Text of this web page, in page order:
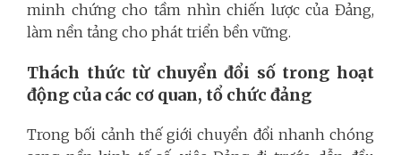
minh chứng cho tầm nhìn chiến lược của Đảng,
làm nền tảng cho phát triển bền vững.
Thách thức từ chuyển đổi số trong hoạt
động của các cơ quan, tổ chức đảng
Trong bối cảnh thế giới chuyển đổi nhanh chóng